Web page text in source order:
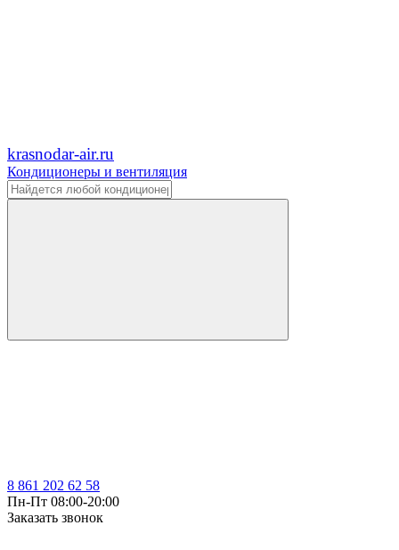
krasnodar-air.ru
Кондиционеры и вентиляция
8 861 202 62 58
Пн-Пт 08:00-20:00
Заказать звонок